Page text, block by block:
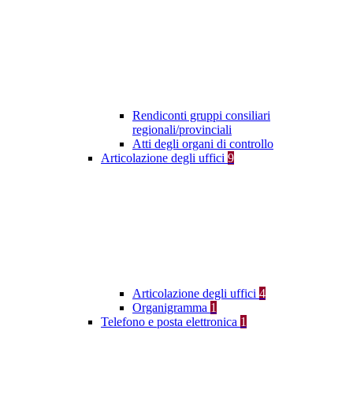
Rendiconti gruppi consiliari
regionali/provinciali
Atti degli organi di controllo
Articolazione degli uffici 9
Articolazione degli uffici 4
Organigramma 1
Telefono e posta elettronica 1